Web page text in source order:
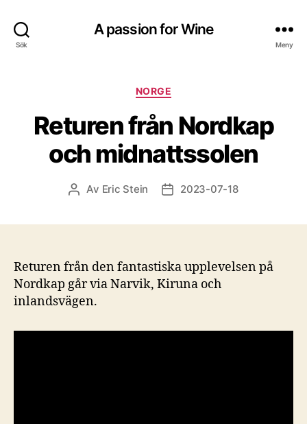
Sök
A passion for Wine
Meny
Kategorier
NORGE
Returen från Nordkap
och midnattssolen
Inläggsförfattare
Av Eric Stein Inläggsdatum
2023-07-18
Returen från den fantastiska upplevelsen på
Nordkap går via Narvik, Kiruna och
inlandsvägen.